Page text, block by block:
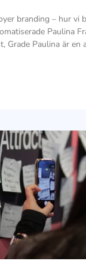
branding – hur vi
Paulina
Grade Paulina är en